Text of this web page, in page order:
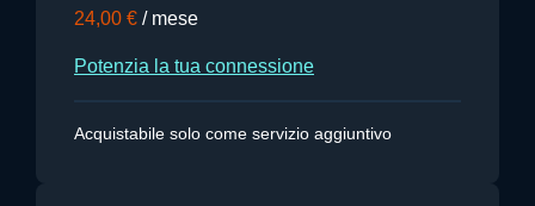
24,00 € / mese
Potenzia la tua connessione
Acquistabile solo come servizio aggiuntivo